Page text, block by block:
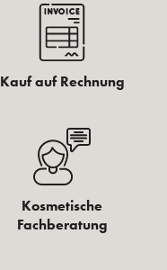
Kauf auf Rechnung
Kosmetische
Fachberatung